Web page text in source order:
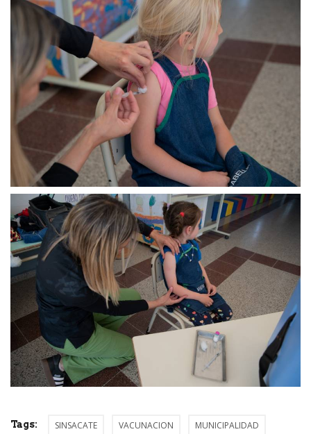
Tags: SINSACATE VACUNACION MUNICIPALIDAD